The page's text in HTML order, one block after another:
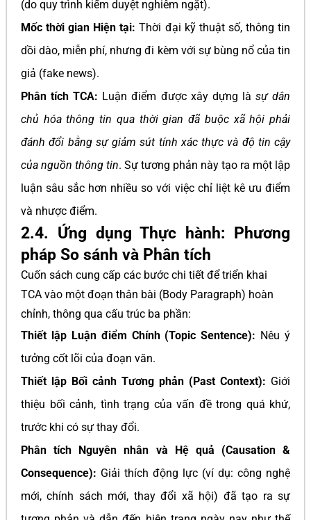
(do quy trình kiểm duyệt nghiêm ngặt).
Mốc thời gian Hiện tại: Thời đại kỹ thuật số, thông tin
dồi dào, miễn phí, nhưng đi kèm với sự bùng nổ của tin
giả (fake news).
Phân tích TCA: Luận điểm được xây dựng là sự dân
chủ hóa thông tin qua thời gian đã buộc xã hội phải
đánh đổi bằng sự giảm sút tính xác thực và độ tin cậy
của nguồn thông tin. Sự tương phản này tạo ra một lập
luận sâu sắc hơn nhiều so với việc chỉ liệt kê ưu điểm
và nhược điểm.
2.4. Ứng dụng Thực hành: Phương
pháp So sánh và Phân tích
Cuốn sách cung cấp các bước chi tiết để triển khai
TCA vào một đoạn thân bài (Body Paragraph) hoàn
chỉnh, thông qua cấu trúc ba phần:
Thiết lập Luận điểm Chính (Topic Sentence): Nêu ý
tưởng cốt lõi của đoạn văn.
Thiết lập Bối cảnh Tương phản (Past Context): Giới
thiệu bối cảnh, tình trạng của vấn đề trong quá khứ,
trước khi có sự thay đổi.
Phân tích Nguyên nhân và Hệ quả (Causation &
Consequence): Giải thích động lực (ví dụ: công nghệ
mới, chính sách mới, thay đổi xã hội) đã tạo ra sự